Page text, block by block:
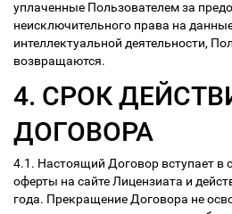
уплаченные Пользователем за
неисключительного права на
интеллектуальной деятельности,
возвращаются.
4. СРОК
ДОГОВОРА
4.1. Настоящий Договор вступает в
оферты на сайте Лицензиата и
года. Прекращение Договора не